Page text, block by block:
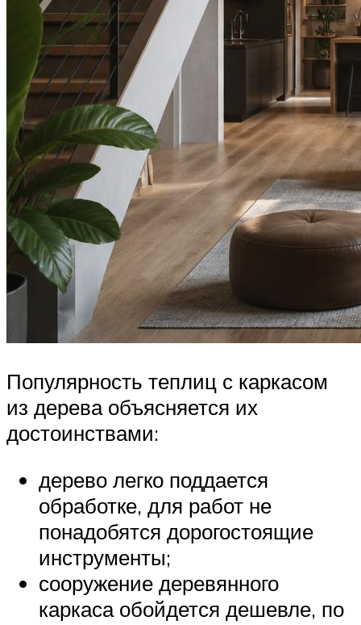
Популярность теплиц с каркасом
из дерева объясняется их
достоинствами:
дерево легко поддается
обработке, для работ не
понадобятся дорогостоящие
инструменты;
сооружение деревянного
каркаса обойдется дешевле, по